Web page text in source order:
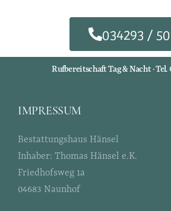
034293 /
Rufbereitschaft Tag & Nacht · Tel.
IMPRESSUM
Bestattungshaus Hänsel
Inhaber: Thomas Hänsel e.K.
Friedhofsweg 1a
04683 Naunhof